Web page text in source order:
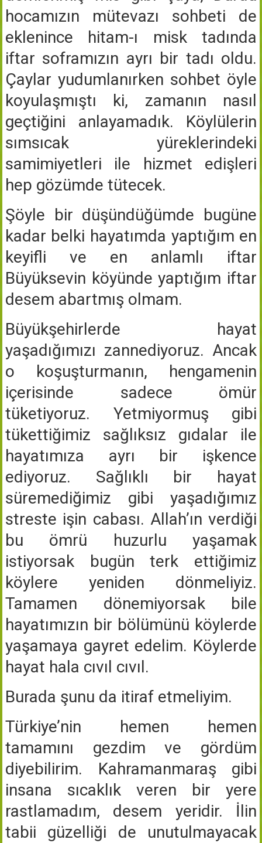
hocamızın mütevazı sohbeti de
eklenince hitam-ı misk tadında
iftar soframızın ayrı bir tadı oldu.
Çaylar yudumlanırken sohbet öyle
koyulaşmıştı ki, zamanın nasıl
geçtiğini anlayamadık. Köylülerin
sımsıcak yüreklerindeki
samimiyetleri ile hizmet edişleri
hep gözümde tütecek.
Şöyle bir düşündüğümde bugüne
kadar belki hayatımda yaptığım en
keyifli ve en anlamlı iftar
Büyüksevin köyünde yaptığım iftar
desem abartmış olmam.
Büyükşehirlerde hayat
yaşadığımızı zannediyoruz. Ancak
o koşuşturmanın, hengamenin
içerisinde sadece ömür
tüketiyoruz. Yetmiyormuş gibi
tükettiğimiz sağlıksız gıdalar ile
hayatımıza ayrı bir işkence
ediyoruz. Sağlıklı bir hayat
süremediğimiz gibi yaşadığımız
streste işin cabası. Allah’ın verdiği
bu ömrü huzurlu yaşamak
istiyorsak bugün terk ettiğimiz
köylere yeniden dönmeliyiz.
Tamamen dönemiyorsak bile
hayatımızın bir bölümünü köylerde
yaşamaya gayret edelim. Köylerde
hayat hala cıvıl cıvıl.
Burada şunu da itiraf etmeliyim.
Türkiye’nin hemen hemen
tamamını gezdim ve gördüm
diyebilirim. Kahramanmaraş gibi
insana sıcaklık veren bir yere
rastlamadım, desem yeridir. İlin
tabii güzelliği de unutulmayacak